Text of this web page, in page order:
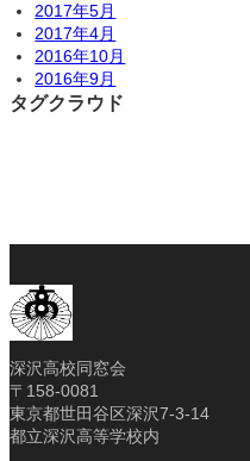
2017年5月
2017年4月
2016年10月
2016年9月
タグクラウド
深沢高校同窓会
〒158-0081
東京都世田谷区深沢7-3-14
都立深沢高等学校内